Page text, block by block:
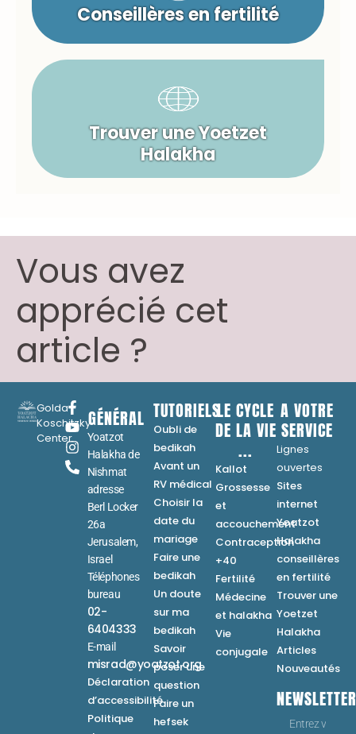
Conseillères en fertilité
Trouver une Yoetzet
Halakha
Vous avez
apprécié cet
article ?
Golda
Koschitzky
Center
GÉNÉRAL
Yoatzot
Halakha de
Nishmat
adresse
Berl Locker
26a
Jerusalem,
Israel
Téléphones
bureau
02-
6404333
E-mail
misrad@yoatzot.org
Déclaration
d’accessibilité
Politique
TUTORIELS
Oubli de
bedikah
Avant un
RV médical
Choisir la
date du
mariage
Faire une
bedikah
Un doute
sur ma
bedikah
Savoir
poser une
question
Faire un
hefsek
LE CYCLE
DE LA VIE
...
Kallot
Grossesse
et
accouchement
Contraception
+40
Fertilité
Médecine
et halakha
Vie
conjugale
A VOTRE
SERVICE
Lignes
ouvertes
Sites
internet
Yoatzot
Halakha
conseillères
en fertilité
Trouver une
Yoetzet
Halakha
Articles
Nouveautés